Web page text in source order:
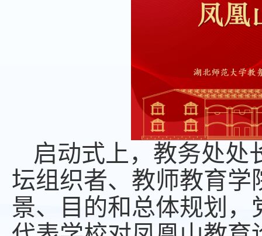
启动式上，教务处处
坛组织者、教师教育
景、目的和总体规划